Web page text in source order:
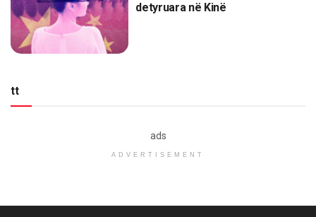
detyruara në Kinë
tt
ads
ADVERTISEMENT